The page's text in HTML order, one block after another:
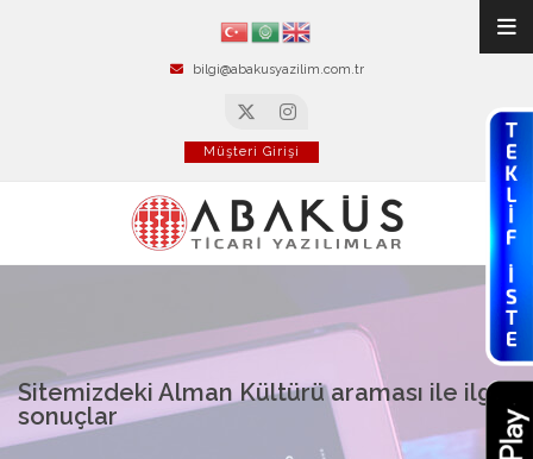
bilgi@abakusyazilim.com.tr
Müşteri Girişi
Sitemizdeki Alman Kültürü araması ile ilgili
sonuçlar